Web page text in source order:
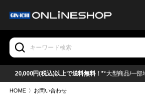
20,000円(税込)以上で送料無料！**大型商品/一部
HOME 〉 お問い合わせ